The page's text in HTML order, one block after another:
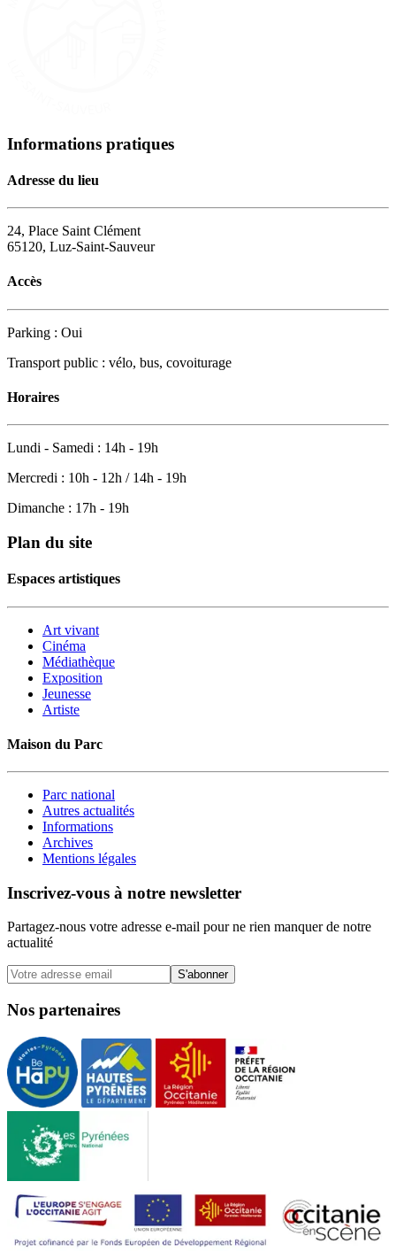
Informations pratiques
Adresse du lieu
24, Place Saint Clément
65120, Luz-Saint-Sauveur
Accès
Parking : Oui
Transport public : vélo, bus, covoiturage
Horaires
Lundi - Samedi : 14h - 19h
Mercredi : 10h - 12h / 14h - 19h
Dimanche : 17h - 19h
Plan du site
Espaces artistiques
Art vivant
Cinéma
Médiathèque
Exposition
Jeunesse
Artiste
Maison du Parc
Parc national
Autres actualités
Informations
Archives
Mentions légales
Inscrivez-vous à notre newsletter
Partagez-nous votre adresse e-mail pour ne rien manquer de notre
actualité
S'abonner
Nos partenaires